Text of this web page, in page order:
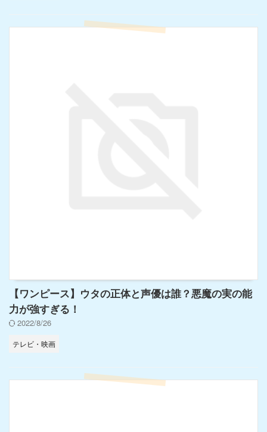
【ワンピース】ウタの正体と声優は誰？悪魔の実の能
力が強すぎる！
2022/8/26
テレビ・映画